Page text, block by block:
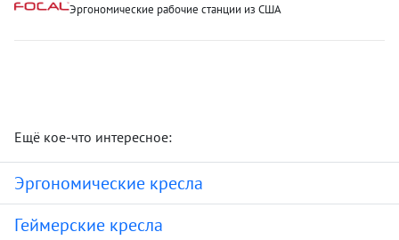
Эргономические рабочие станции из США
Ещё кое-что интересное:
Эргономические кресла
Геймерские кресла